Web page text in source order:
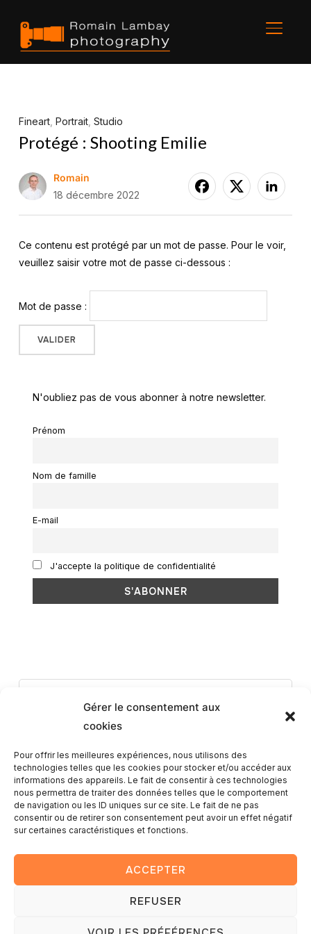
Gérer le consentement aux
cookies
Pour offrir les meilleures expériences, nous utilisons des
technologies telles que les cookies pour stocker et/ou accéder aux
informations des appareils. Le fait de consentir à ces technologies
nous permettra de traiter des données telles que le comportement
de navigation ou les ID uniques sur ce site. Le fait de ne pas
consentir ou de retirer son consentement peut avoir un effet négatif
sur certaines caractéristiques et fonctions.
ACCEPTER
REFUSER
Fineart, Portrait, Studio
Protégé : Shooting Emilie
Romain
18 décembre 2022
Ce contenu est protégé par un mot de passe. Pour le voir,
veuillez saisir votre mot de passe ci-dessous :
Mot de passe :
N'oubliez pas de vous abonner à notre newsletter.
Prénom
Nom de famille
E-mail
J'accepte la politique de confidentialité
Romain
passe pour voir les commentaires.